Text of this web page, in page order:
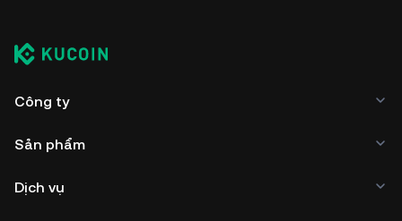
Công ty
Sản phẩm
Dịch vụ